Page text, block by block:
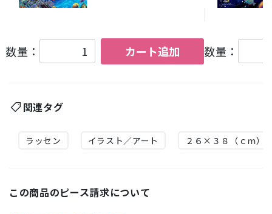
数量： カート追加 数量：
関連タグ
ラッセン イラスト／アート ２６×３８（ｃｍ）
この商品のピース請求について